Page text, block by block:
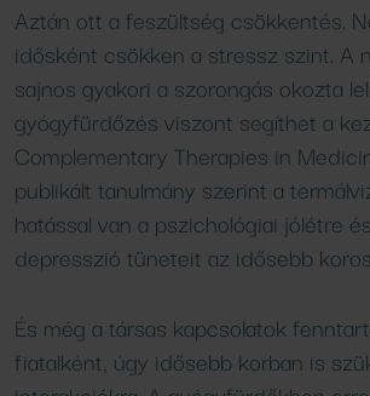
Aztán ott a feszültség csökkentés.
idősként csökken a stressz szint. A
sajnos gyakori a szorongás okozta
gyógyfürdőzés viszont segíthet a
Complementary Therapies in
publikált tanulmány szerint a
hatással van a pszichológiai jólétre
depresszió tüneteit az idősebb
És még a társas kapcsolatok
fiatalként, úgy idősebb korban is